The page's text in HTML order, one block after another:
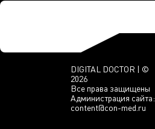
DIGITAL DOCTOR | ©
2026
Все права защищены
Администрация сайта:
content@con-med.ru